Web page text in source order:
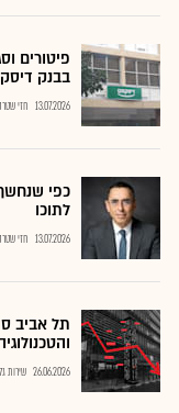
פיטורים
בבנק
13.07.2026 חזי
כפי
לתוכו
13.07.2026 חזי
תל אביב
26.06.2026 שירות